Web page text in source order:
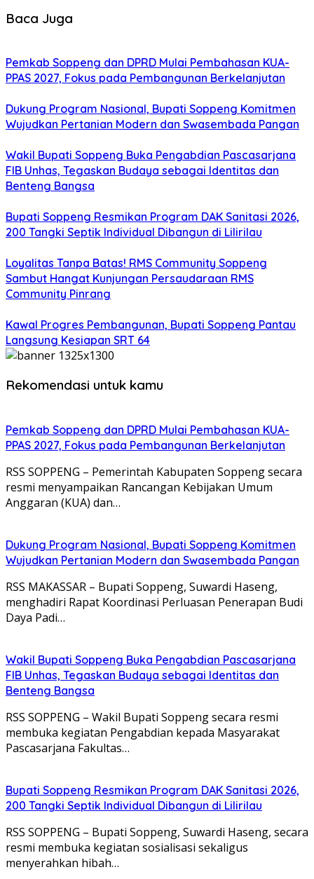
Baca Juga
Pemkab Soppeng dan DPRD Mulai Pembahasan KUA-
PPAS 2027, Fokus pada Pembangunan Berkelanjutan
Dukung Program Nasional, Bupati Soppeng Komitmen
Wujudkan Pertanian Modern dan Swasembada Pangan
Wakil Bupati Soppeng Buka Pengabdian Pascasarjana
FIB Unhas, Tegaskan Budaya sebagai Identitas dan
Benteng Bangsa
Bupati Soppeng Resmikan Program DAK Sanitasi 2026,
200 Tangki Septik Individual Dibangun di Lilirilau
Loyalitas Tanpa Batas! RMS Community Soppeng
Sambut Hangat Kunjungan Persaudaraan RMS
Community Pinrang
Kawal Progres Pembangunan, Bupati Soppeng Pantau
Langsung Kesiapan SRT 64
Rekomendasi untuk kamu
Pemkab Soppeng dan DPRD Mulai Pembahasan KUA-
PPAS 2027, Fokus pada Pembangunan Berkelanjutan
RSS SOPPENG – Pemerintah Kabupaten Soppeng secara
resmi menyampaikan Rancangan Kebijakan Umum
Anggaran (KUA) dan…
Dukung Program Nasional, Bupati Soppeng Komitmen
Wujudkan Pertanian Modern dan Swasembada Pangan
RSS MAKASSAR – Bupati Soppeng, Suwardi Haseng,
menghadiri Rapat Koordinasi Perluasan Penerapan Budi
Daya Padi…
Wakil Bupati Soppeng Buka Pengabdian Pascasarjana
FIB Unhas, Tegaskan Budaya sebagai Identitas dan
Benteng Bangsa
RSS SOPPENG – Wakil Bupati Soppeng secara resmi
membuka kegiatan Pengabdian kepada Masyarakat
Pascasarjana Fakultas…
Bupati Soppeng Resmikan Program DAK Sanitasi 2026,
200 Tangki Septik Individual Dibangun di Lilirilau
RSS SOPPENG – Bupati Soppeng, Suwardi Haseng, secara
resmi membuka kegiatan sosialisasi sekaligus
menyerahkan hibah…